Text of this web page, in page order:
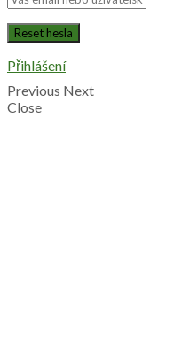
Přihlášení
Previous Next
Close